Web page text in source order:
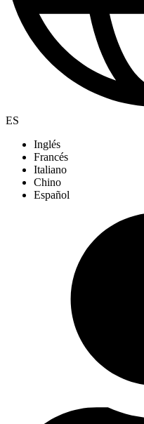
ES
Inglés
Francés
Italiano
Chino
Español